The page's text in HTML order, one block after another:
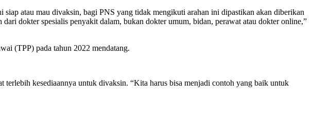
atau mau divaksin, bagi PNS yang tidak mengikuti arahan ini dipastikan akan diberikan
dokter spesialis penyakit dalam, bukan dokter umum, bidan, perawat atau dokter online,”
(TPP) pada tahun 2022 mendatang.
kesediaannya untuk divaksin. “Kita harus bisa menjadi contoh yang baik untuk